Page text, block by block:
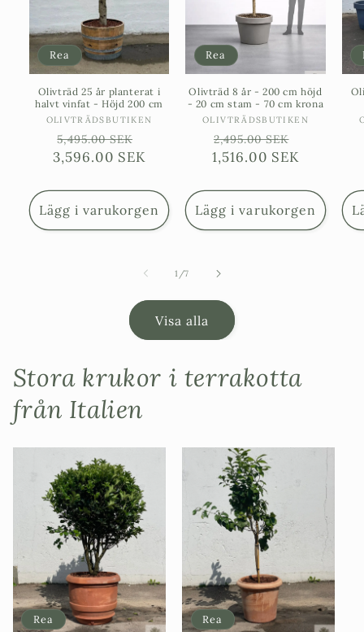
Rea
Olivträd 25 år planterat i
halvt vinfat - Höjd 200 cm
Säljare:
OLIVTRÄDSBUTIKEN
Ordinarie
pris
5,495.00 SEK
Försäljningspris
3,596.00 SEK
Lägg i varukorgen
Rea
Olivträd 8 år - 200 cm höjd
- 20 cm stam - 70 cm krona
Säljare:
OLIVTRÄDSBUTIKEN
Ordinarie
pris
2,495.00 SEK
1,516.00 SEK
Lägg i varukorgen
1 /
av
7
Visa alla
Stora krukor i terrakotta
från Italien
Rea Rea